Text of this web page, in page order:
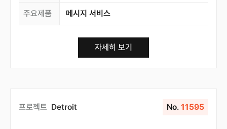
주요제품 메시지 서비스
자세히 보기
프로젝트 Detroit No. 11595